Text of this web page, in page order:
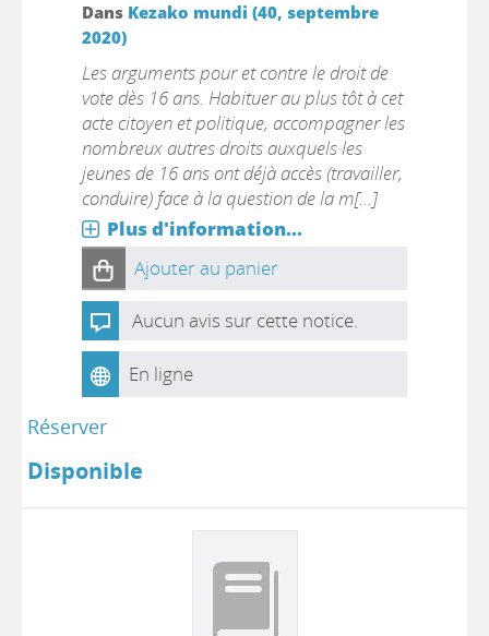
Dans Kezako mundi (40, septembre
2020)
Les arguments pour et contre le droit de
vote dès 16 ans. Habituer au plus tôt à cet
acte citoyen et politique, accompagner les
nombreux autres droits auxquels les
jeunes de 16 ans ont déjà accès (travailler,
conduire) face à la question de la m[...]
Plus d'information...
Ajouter au panier
Aucun avis sur cette notice.
En ligne
Réserver
Disponible